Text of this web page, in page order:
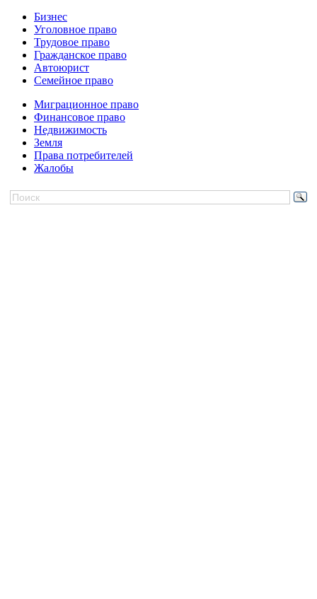
Бизнес
Уголовное право
Трудовое право
Гражданское право
Автоюрист
Семейное право
Миграционное право
Финансовое право
Недвижимость
Земля
Права потребителей
Жалобы